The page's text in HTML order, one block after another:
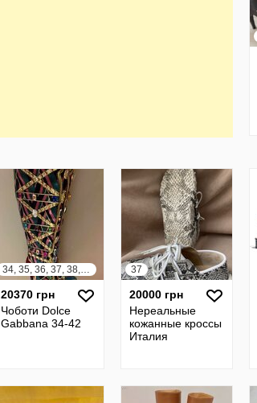
34, 35, 36, 37, 38, 39, 40, 41, 42
20370 грн
Чоботи Dolce
Gabbana 34-42
37
20000 грн
Нереальные
кожанные кроссы
Италия